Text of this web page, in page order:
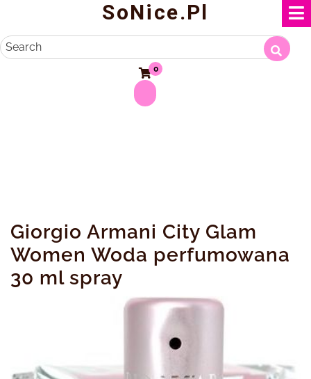
content
SoNice.pl
Search
0
Giorgio Armani City Glam
Women Woda perfumowana
30 ml spray